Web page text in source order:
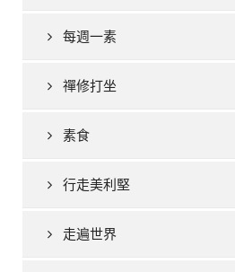
每週一素
禪修打坐
素食
行走美利堅
走遍世界